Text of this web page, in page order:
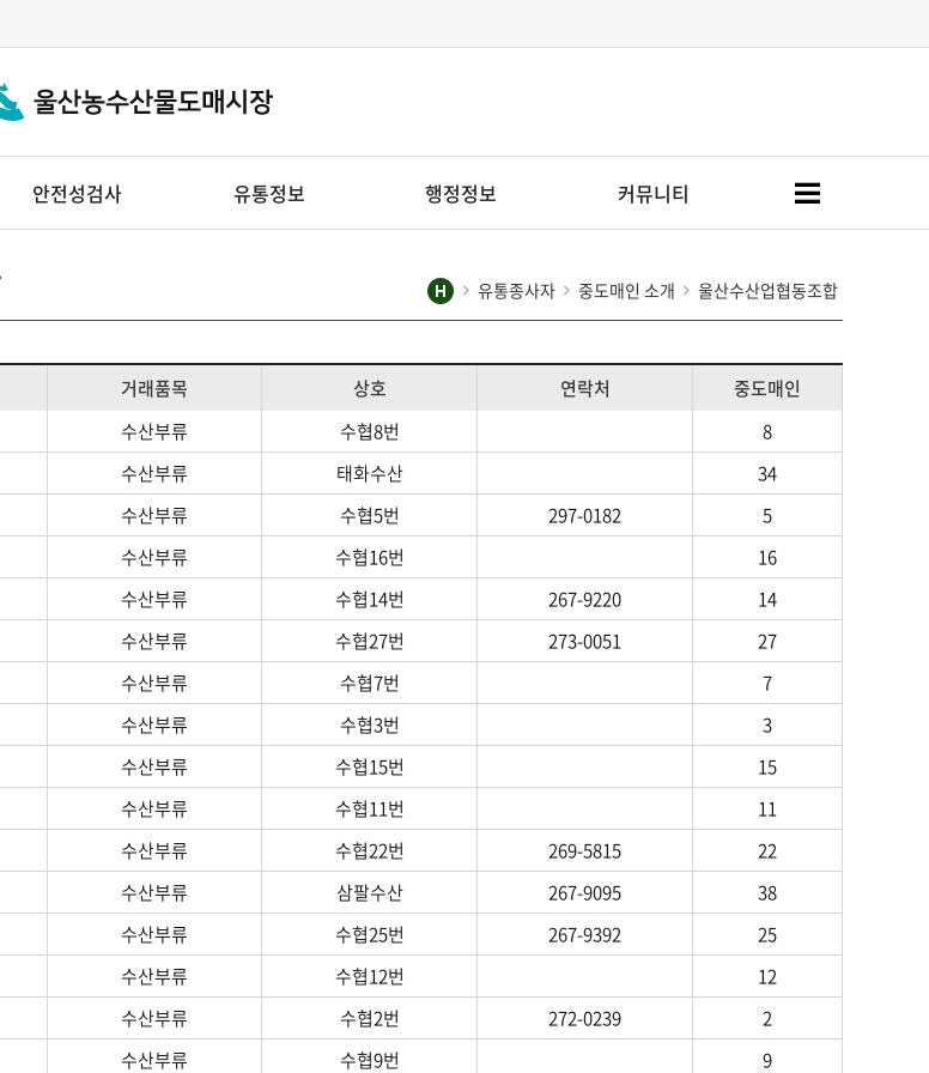
안전성검사
검사결과
유통정보
거래가격정보
일일경락가격
반입물량정보
주간 품목별 반입물량
전년동기 품목별 반입
행정정보
민원신청
행정처분
과징금 부과기준
과기준 (제38조 관련)
위반행위별 처분기준
농안법에 의한 벌칙
관련법령
커뮤니티
사진갤러리
공개자료
유통종사자 중도매인 소개 울산수산업협동조합
거래품목 상호 연락처
중도매인
수산부류 수협8번
8
수산부류 태화수산
34
수산부류 수협5번 297-0182
5
수산부류 수협16번
16
수산부류 수협14번 267-9220
14
수산부류 수협27번 273-0051
27
수산부류 수협7번
7
수산부류 수협3번
3
수산부류 수협15번
15
수산부류 수협11번
11
수산부류 수협22번 269-5815
22
수산부류 삼팔수산 267-9095
38
수산부류 수협25번 267-9392
25
수산부류 수협12번
12
수산부류 수협2번 272-0239
2
수산부류 수협9번 9